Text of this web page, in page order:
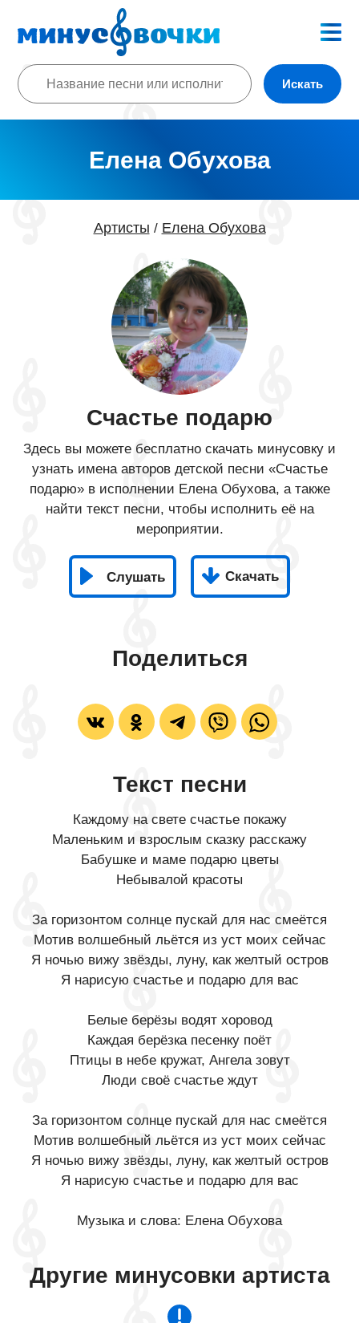
Искать
Елена Обухова
Артисты / Елена Обухова
Счастье подарю
Здесь вы можете бесплатно скачать минусовку и
узнать имена авторов детской песни «Счастье
подарю» в исполнении Елена Обухова, а также
найти текст песни, чтобы исполнить её на
мероприятии.
Слушать Скачать
Поделиться
Текст песни
Каждому на свете счастье покажу
Маленьким и взрослым сказку расскажу
Бабушке и маме подарю цветы
Небывалой красоты
За горизонтом солнце пускай для нас смеётся
Мотив волшебный льётся из уст моих сейчас
Я ночью вижу звёзды, луну, как желтый остров
Я нарисую счастье и подарю для вас
Белые берёзы водят хоровод
Каждая берёзка песенку поёт
Птицы в небе кружат, Ангела зовут
Люди своё счастье ждут
За горизонтом солнце пускай для нас смеётся
Мотив волшебный льётся из уст моих сейчас
Я ночью вижу звёзды, луну, как желтый остров
Я нарисую счастье и подарю для вас
Музыка и слова: Елена Обухова
Другие минусовки артиста